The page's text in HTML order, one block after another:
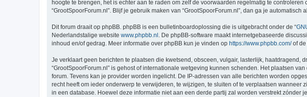
hoogte te brengen, het is echter aan te raden om zelf de voorwaarden regelmatig te
“GrootSpoorForum.nl”. Blijf je gebruik maken van “GrootSpoorForum.nl”, dan ga je
Dit forum draait op phpBB. phpBB is een bulletinboardoplossing die is uitgebracht onder de “
Nederlandstalige website www.phpbb.nl . De phpBB-software maakt internetgebaseerde
inhoud en/of gedrag. Meer informatie over phpBB kun je vinden op https://www.phpbb.com/of de
Je verklaart geen berichten te plaatsen die kwetsend, obsceen, vulgair, lasterlijk,
“GrootSpoorForum.nl” is gehost of internationale wetgeving kunnen schenden. Het plaatsen
forum. Tevens kan je provider worden ingelicht. De IP-adressen van alle berichten worden
recht heeft om ieder onderwerp te verwijderen, te wijzigen, te sluiten of te verplaatsen
in een database. Hoewel deze informatie niet aan een derde partij zal worden verstrekt zónder